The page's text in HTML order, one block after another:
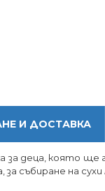
И ДОСТАВКА
деца, която ще
събиране на